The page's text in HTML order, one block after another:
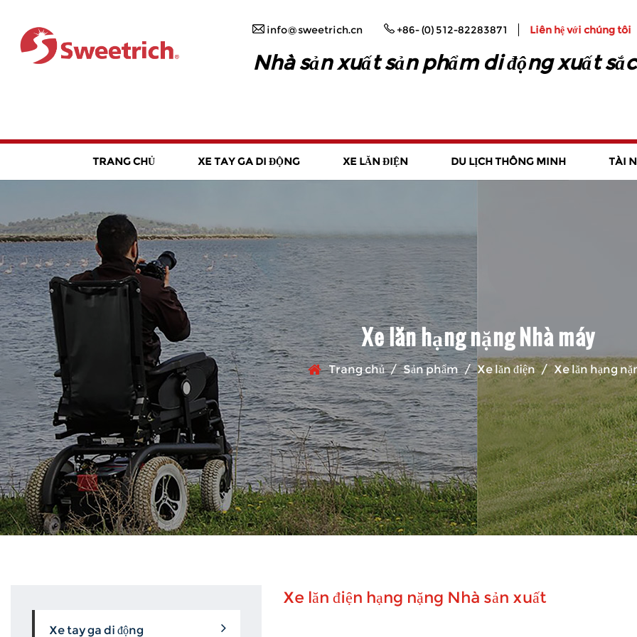
info@sweetrich.cn +86- (0) 512-82283871 Liên hệ với chúng tôi
Nhà sản xuất sản phẩm di động xuất sắc
TRANG CHỦ XE TAY GA DI ĐỘNG XE LĂN ĐIỆN DU LỊCH THÔNG MINH TÀI
Xe lăn hạng nặng Nhà máy
Trang chủ / Sản phẩm / Xe lăn điện / Xe lăn hạng
Xe tay ga di động
Xe lăn điện hạng nặng Nhà sản xuất